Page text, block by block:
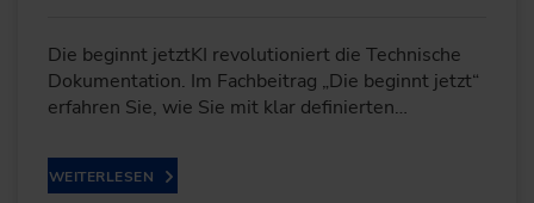
Die beginnt jetztKI revolutioniert die Technische
Dokumentation. Im Fachbeitrag „Die beginnt jetzt“
erfahren Sie, wie Sie mit klar definierten…
WEITERLESEN